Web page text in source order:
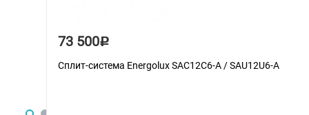
73 500Р
Сплит-система Energolux SAС12С6-A / SAU12U6-A